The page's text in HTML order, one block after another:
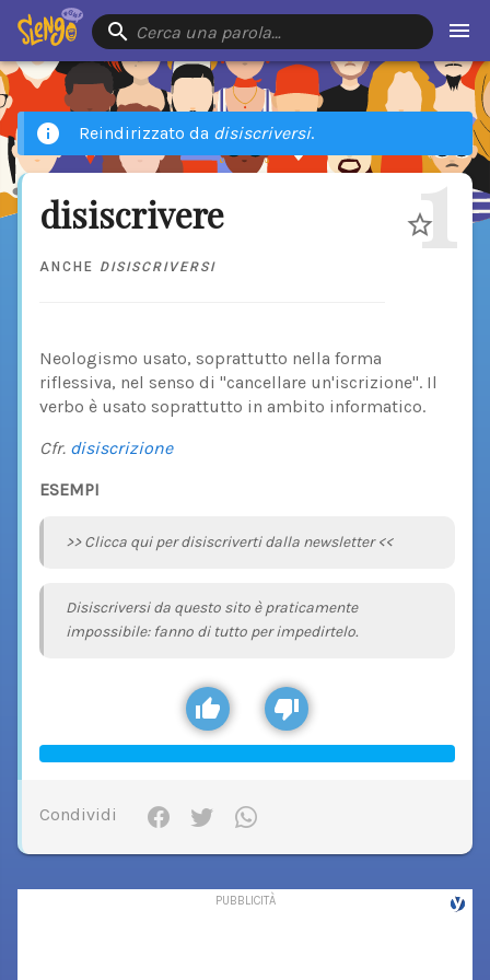
Cerca una parola…
Reindirizzato da disiscriversi.
disiscrivere
ANCHE DISISCRIVERSI 1
Neologismo usato, soprattutto nella forma
riflessiva, nel senso di "cancellare un'iscrizione". Il
verbo è usato soprattutto in ambito informatico.
Cfr. disiscrizione
ESEMPI
>> Clicca qui per disiscriverti dalla newsletter <<
Disiscriversi da questo sito è praticamente
impossibile: fanno di tutto per impedirtelo.
Condividi